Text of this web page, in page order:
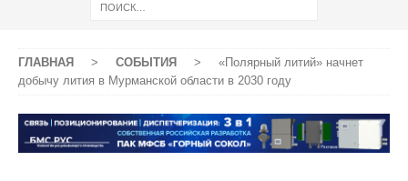
ГЛАВНАЯ > СОБЫТИЯ >
«Полярный литий» начнет
добычу лития в Мурманской области в 2030 году